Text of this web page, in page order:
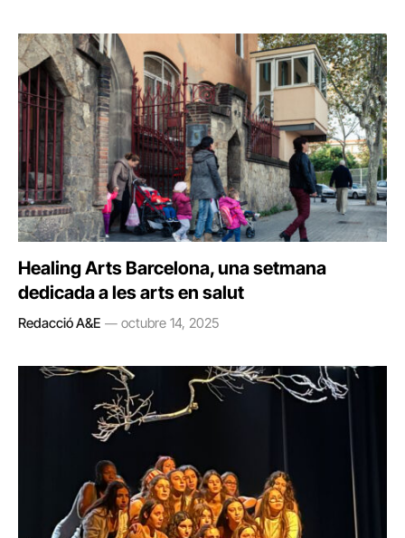
Healing Arts Barcelona, una setmana
dedicada a les arts en salut
Redacció A&E octubre 14, 2025